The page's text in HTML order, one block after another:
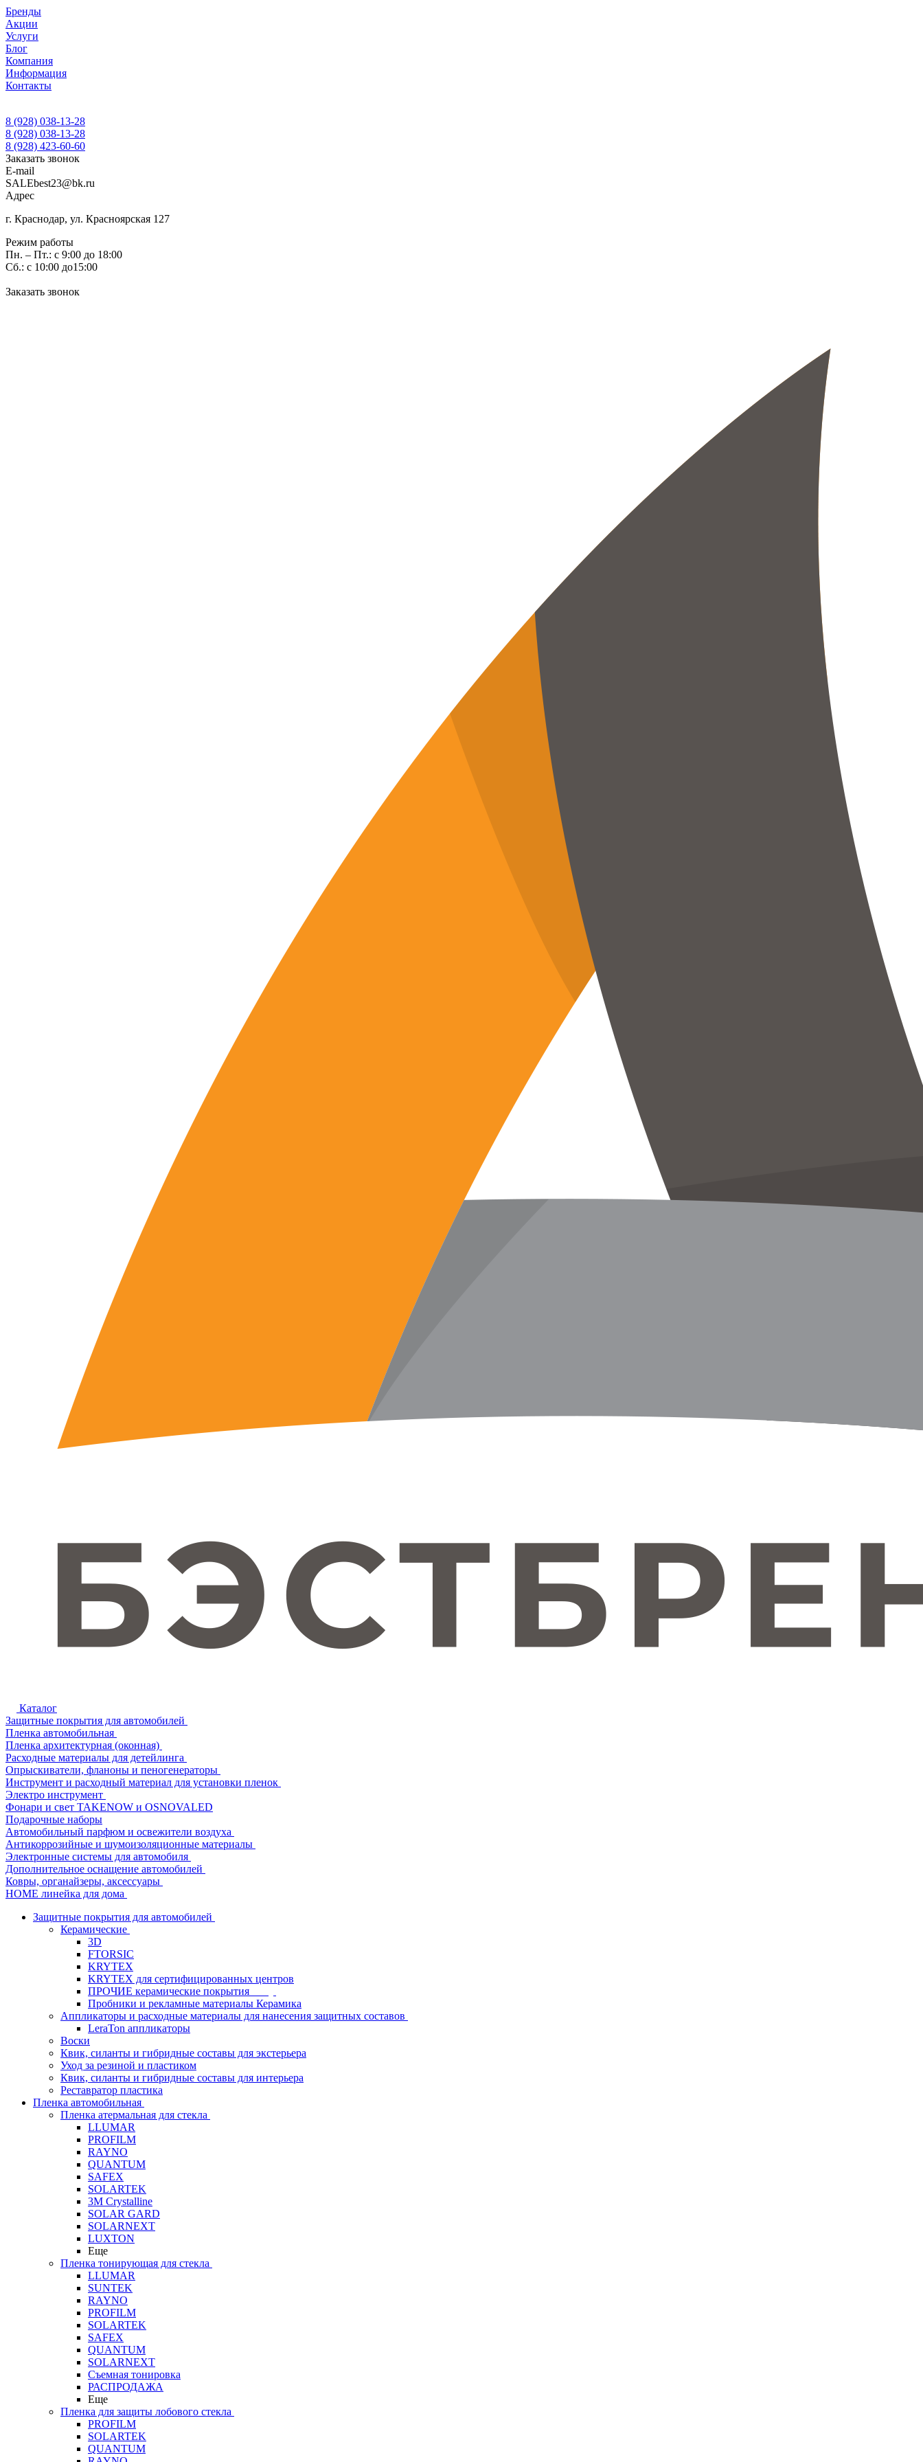
Бренды
Акции
Услуги
Блог
Компания
Информация
Контакты
8 (928) 038-13-28
8 (928) 038-13-28
8 (928) 423-60-60
Заказать звонок
E-mail
SALEbest23@bk.ru
Адрес
г. Краснодар, ул. Красноярская 127
Режим работы
Пн. – Пт.: с 9:00 до 18:00
Сб.: с 10:00 до15:00
Заказать звонок
Каталог
Защитные покрытия для автомобилей
Пленка автомобильная
Пленка архитектурная (оконная)
Расходные материалы для детейлинга
Опрыскиватели, фланоны и пеногенераторы
Инструмент и расходный материал для установки пленок
Электро инструмент
Фонари и свет TAKENOW и OSNOVALED
Подарочные наборы
Автомобильный парфюм и освежители воздуха
Антикоррозийные и шумоизоляционные материалы
Электронные системы для автомобиля
Дополнительное оснащение автомобилей
Ковры, органайзеры, аксессуары
HOME линейка для дома
Защитные покрытия для автомобилей
Керамические
3D
FTORSIC
KRYTEX
KRYTEX для сертифицированных центров
ПРОЧИЕ керамические покрытия
Пробники и рекламные материалы Керамика
Аппликаторы и расходные материалы для нанесения защитных составов
LeraTon аппликаторы
Воски
Квик, силанты и гибридные составы для экстерьера
Уход за резиной и пластиком
Квик, силанты и гибридные составы для интерьера
Реставратор пластика
Пленка автомобильная
Пленка атермальная для стекла
LLUMAR
PROFILM
RAYNO
QUANTUM
SAFEX
SOLARTEK
3M Crystalline
SOLAR GARD
SOLARNEXT
LUXTON
Еще
Пленка тонирующая для стекла
LLUMAR
SUNTEK
RAYNO
PROFILM
SOLARTEK
SAFEX
QUANTUM
SOLARNEXT
Съемная тонировка
РАСПРОДАЖА
Еще
Пленка для защиты лобового стекла
PROFILM
SOLARTEK
QUANTUM